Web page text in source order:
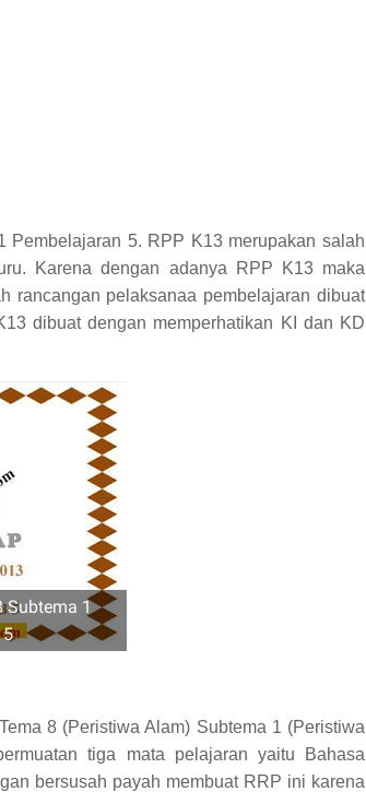
Pembelajaran 5. RPP K13 merupakan salah
Karena dengan adanya RPP K13 maka
rancangan pelaksanaa pembelajaran dibuat
dibuat dengan memperhatikan KI dan KD
Subtema 1
8 (Peristiwa Alam) Subtema 1 (Peristiwa
tiga mata pelajaran yaitu Bahasa
bersusah payah membuat RRP ini karena